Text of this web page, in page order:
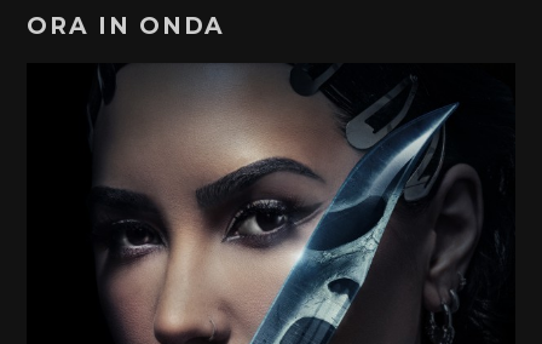
ORA IN ONDA